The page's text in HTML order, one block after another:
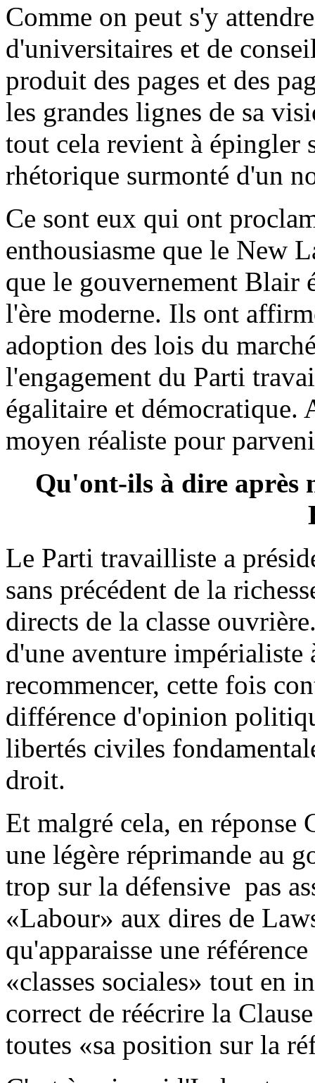
Comme on peut s'y
d'universitaires et de
produit des pages et des
les grandes lignes de sa
tout cela revient à épingler
rhétorique surmonté d'un
Ce sont eux qui ont
enthousiasme que le New
que le gouvernement Blair
l'ère moderne. Ils ont
adoption des lois du
l'engagement du Parti
égalitaire et démocratique.
moyen réaliste pour
Qu'ont-ils à dire après
Le Parti travailliste a
sans précédent de la
directs de la classe
d'une aventure impérialiste
recommencer, cette fois
différence d'opinion
libertés civiles
droit.
Et malgré cela, en réponse
une légère réprimande au
trop sur la défensive ­ pas
«Labour» aux dires de
qu'apparaisse une
«classes sociales» tout en
correct de réécrire la
toutes «sa position sur la